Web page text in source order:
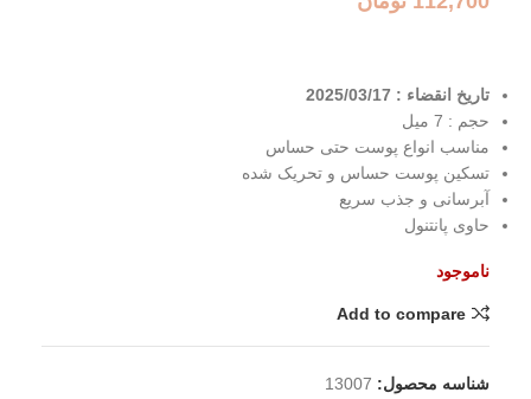
تاریخ انقضاء : 2025/03/17
حجم : 7 میل
مناسب انواع پوست حتی حساس
تسکین پوست حساس و تحریک شده
آبرسانی و جذب سریع
حاوی پانتنول
ناموجود
Add to compare
شناسه محصول: 13007